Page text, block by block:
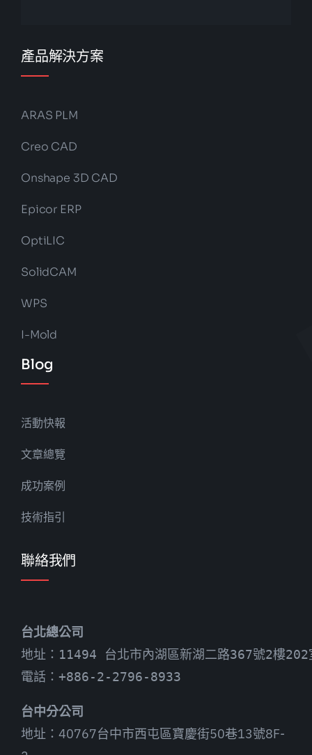
產品解決方案
ARAS PLM
Creo CAD
Onshape 3D CAD
Epicor ERP
OptiLIC
SolidCAM
WPS
I-Mold
Blog
活動快報
文章總覽
成功案例
技術指引
聯絡我們
台北總公司
地址：11494 台北市內湖區新湖二路367號2樓202
電話：+886-2-2796-8933
台中分公司
地址：40767台中市西屯區寶慶街50巷13號8F-